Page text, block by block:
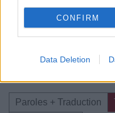
CONFIRM
Data Deletion
19h37.
Paroles + Traduction